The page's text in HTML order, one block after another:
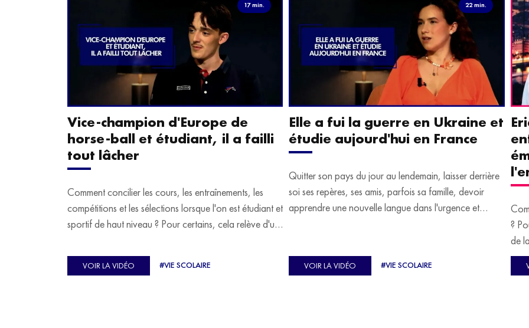
17 min.
Vice-champion d'Europe de
horse-ball et étudiant, il a failli
tout lâcher
Comment concilier les cours, les entraînements, les
compétitions et les sélections lorsque l'on est étudiant et
sportif de haut niveau ? Pour certains, cela relève d'un
Ulysse Soriano, vice-champion d'Europe de Horse-
ball, qui a failli abandonner ses études avant de
VOIR LA VIDÉO #VIE SCOLAIRE
22 min.
Elle a fui la guerre en Ukraine et
étudie aujourd'hui en France
Quitter son pays du jour au lendemain, laisser derrière
soi ses repères, ses amis, parfois sa famille, devoir
apprendre une nouvelle langue dans l'urgence et
C'est l'histoire de nombreux réfugiés, et notamment
celle de Lisa Machukha, que nous vous proposons de
VOIR LA VIDÉO #VIE SCOLAIRE
?
de